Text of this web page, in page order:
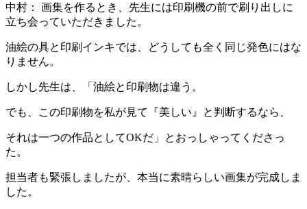
中村： 画集を作るとき、先生には印刷機の前で刷り出しに
立ち会っていただきました。
油絵の具と印刷インキでは、どうしても全く同じ発色にはな
りません。
しかし先生は、「油絵と印刷物は違う。
でも、この印刷物を私が見て『美しい』と判断するなら、
それは一つの作品としてOKだ」とおっしゃってくださっ
た。
担当者も緊張しましたが、本当に素晴らしい画集が完成しま
した。